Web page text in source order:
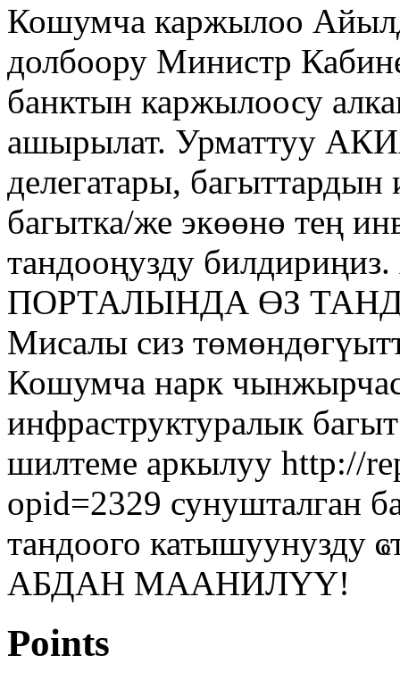
Кошумча каржылоо
долбоору Министр
банктын каржылоосу
ашырылат. Урматтуу
делегатары,
багытка/же экөөнө тең
тандооңузду
ПОРТАЛЫНДА ӨЗ
Мисалы сиз
Кошумча нарк
инфраструктуралык
шилтеме аркылуу http://
opid=2329 сунушталган
тандоого
АБДАН МААНИЛҮҮ!
Points